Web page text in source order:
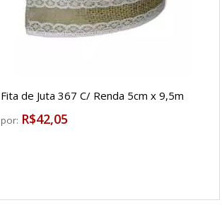
Fita de Juta 367 C/ Renda 5cm x 9,5m
por: R$42,05